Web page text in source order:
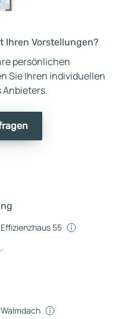
Ihren Vorstellungen?
persönlichen
Sie Ihren individuellen
Anbieters.
Effizienzhaus 55
Walmdach